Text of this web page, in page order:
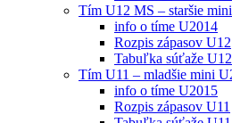
Tím U12 MS – staršie
info o tíme U2014
Rozpis zápasov U12
Tabuľka súťaže U12
Tím U11 – mladšie mini
info o tíme U2015
Rozpis zápasov U11